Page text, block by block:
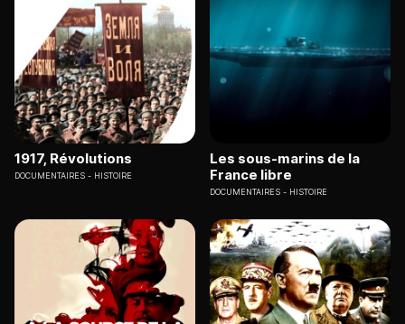
1917, Révolutions
DOCUMENTAIRES HISTOIRE
Les sous-marins de la
France libre
DOCUMENTAIRES HISTOIRE